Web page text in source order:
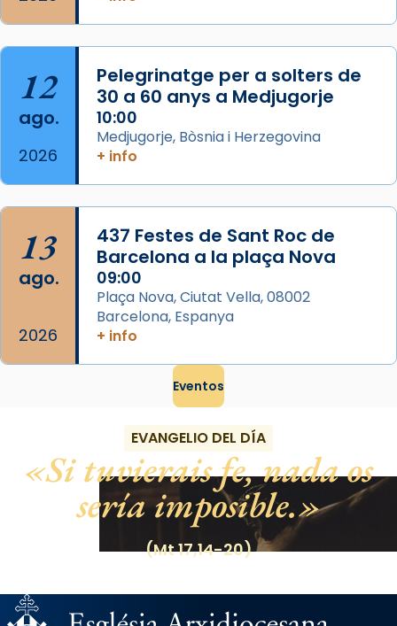
que les santes són filles de l’antiga Iluro.
Mataró en reivindicarà les relíq
Foto
View on Facebook ·
12
ago.
2026
Pelegrinatge per a solters de
30 a 60 anys a Medjugorje
10:00
Medjugorje, Bòsnia i Herzegovina
+ info
13
ago.
2026
437 Festes de Sant Roc de
Barcelona a la plaça Nova
09:00
Plaça Nova, Ciutat Vella, 08002
Barcelona, Espanya
+ info
Eventos
EVANGELIO DEL DÍA
Si tuvierais fe, nada os
sería imposible.
(Mt 17,14-20)